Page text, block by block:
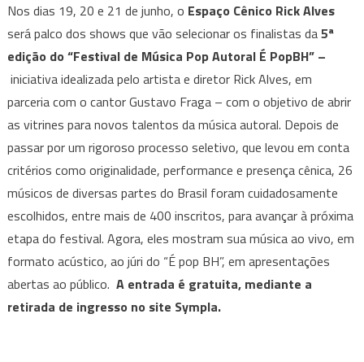
de
Música
Pop
Autoral
É
PopBH”
os
pré-
finalistas
da
sua
5ª
edição
em
Nos dias 19, 20 e 21 de junho, o Espaço Cênico Rick Alves
será palco dos shows que vão selecionar os finalistas da5ª
edição do “Festival de Música Pop Autoral É PopBH” –
iniciativa idealizada pelo artista e diretor Rick Alves, em
parceria com o cantor Gustavo Fraga – com o objetivo de abrir
as vitrines para novos talentos da música autoral. Depois de
passar por um rigoroso processo seletivo, que levou em conta
critérios como originalidade, performance e presença cênica, 26
músicos de diversas partes do Brasil foram cuidadosamente
escolhidos, entre mais de 400 inscritos, para avançar à próxima
etapa do festival. Agora, eles mostram sua música ao vivo, em
formato acústico, ao júri do “É pop BH”, em apresentações
abertas ao público. A entrada é gratuita, mediante a
retirada de ingresso no site Sympla.